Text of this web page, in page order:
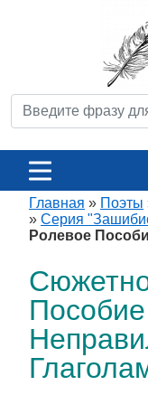
Главная » Поэты
» Серия
Ролевое